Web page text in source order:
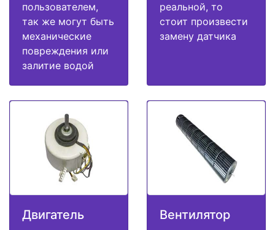
пользователем,
так же могут быть
механические
повреждения или
залитие водой
реальной, то
стоит произвести
замену датчика
Двигатель Вентилятор